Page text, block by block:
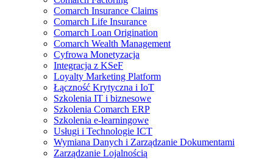
Comarch Insurance Claims
Comarch Life Insurance
Comarch Loan Origination
Comarch Wealth Management
Cyfrowa Monetyzacja
Integracja z KSeF
Loyalty Marketing Platform
Łączność Krytyczna i IoT
Szkolenia IT i biznesowe
Szkolenia Comarch ERP
Szkolenia e-learningowe
Usługi i Technologie ICT
Wymiana Danych i Zarządzanie Dokumentami
Zarządzanie Lojalnością